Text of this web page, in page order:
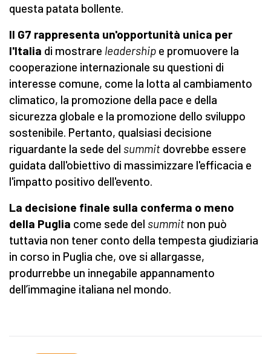
questa patata bollente.
Il G7 rappresenta un'opportunità unica per
l'Italia di mostrare leadership e promuovere la
cooperazione internazionale su questioni di
interesse comune, come la lotta al cambiamento
climatico, la promozione della pace e della
sicurezza globale e la promozione dello sviluppo
sostenibile. Pertanto, qualsiasi decisione
riguardante la sede del summit dovrebbe essere
guidata dall'obiettivo di massimizzare l'efficacia e
l'impatto positivo dell'evento.
La decisione finale sulla conferma o meno
della Puglia come sede del summit non può
tuttavia non tener conto della tempesta giudiziaria
in corso in Puglia che, ove si allargasse,
produrrebbe un innegabile appannamento
dell’immagine italiana nel mondo.